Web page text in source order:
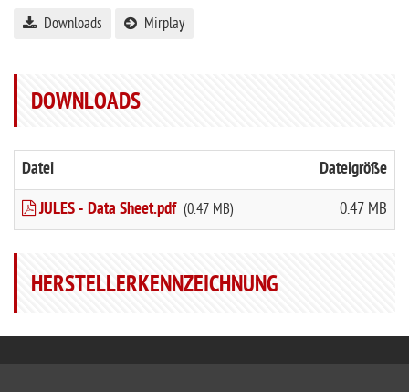
Downloads Mirplay
DOWNLOADS
Datei
Dateigröße
JULES - Data Sheet.pdf (0.47 MB) 0.47 MB
HERSTELLERKENNZEICHNUNG